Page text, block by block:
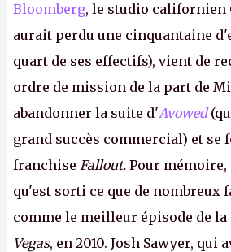
Bloomberg, le studio californien
aurait perdu une cinquantaine
quart de ses effectifs), vient de
ordre de mission de la part de
abandonner la suite d'Avowed
grand succès commercial) et se
franchise Fallout. Pour mémoire,
qu'est sorti ce que de nombreux
comme le meilleur épisode de la
Vegas, en 2010. Josh Sawyer, qui